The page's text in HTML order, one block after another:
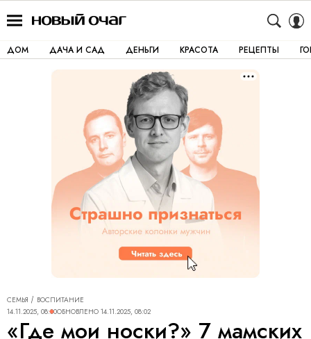
ДОМ ДАЧА И САД ДЕНЬГИ КРАСОТА РЕЦЕПТЫ
СЕМЬЯ
ВОСПИТАНИЕ
14.11.2025, 08:00ОБНОВЛЕНО 14.11.2025, 08:02
«Где мои носки?» 7 мамских